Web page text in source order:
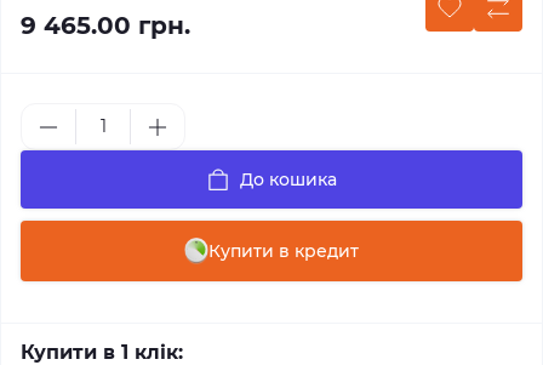
9 465.00 грн.
До кошика
Купити в кредит
Купити в 1 клік: